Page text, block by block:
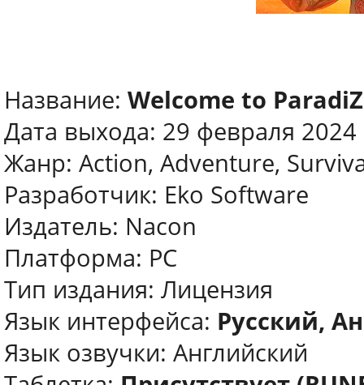
Название: Welcome to
Дата выхода: 29 февраля 2024
Жанр: Action, Adventure,
Разработчик: Eko Software
Издатель: Nacon
Платформа: PC
Тип издания: Лицензия
Язык интерфейса: Русский,
Язык озвучки: Английский